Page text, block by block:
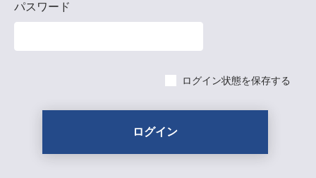
パスワード
ログイン状態を保存する